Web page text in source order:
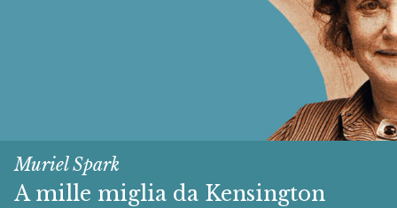
Muriel Spark
A mille miglia da Kensington